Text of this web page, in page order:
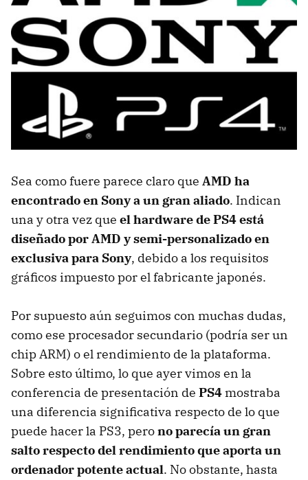
Sea como fuere parece claro que AMD ha
encontrado en Sony a un gran aliado. Indican
una y otra vez que el hardware de PS4 está
diseñado por AMD y semi-personalizado en
exclusiva para Sony, debido a los requisitos
gráficos impuesto por el fabricante japonés.
Por supuesto aún seguimos con muchas dudas,
como ese procesador secundario (podría ser un
chip ARM) o el rendimiento de la plataforma.
Sobre esto último, lo que ayer vimos en la
conferencia de presentación de PS4 mostraba
una diferencia significativa respecto de lo que
puede hacer la PS3, perono parecía un gran
salto respecto del rendimiento que aporta un
ordenador potente actual. No obstante, hasta